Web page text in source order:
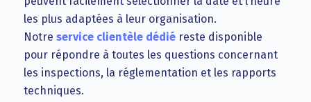
les plus adaptées à leur organisation.
Notre service clientèle dédiéreste disponible
pour répondre à toutes les questions concernant
les inspections, la réglementation et les rapports
techniques.